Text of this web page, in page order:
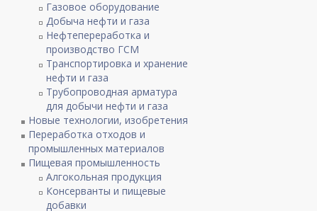
Газовое оборудование
Добыча нефти и газа
Нефтепереработка и
производство ГСМ
Транспортировка и хранение
нефти и газа
Трубопроводная арматура
для добычи нефти и газа
Новые технологии, изобретения
Переработка отходов и
промышленных материалов
Пищевая промышленность
Алгокольная продукция
Консерванты и пищевые
добавки